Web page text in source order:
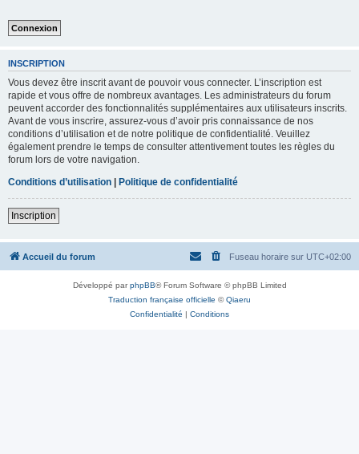
INSCRIPTION
Vous devez être inscrit avant de pouvoir vous connecter. L’inscription est
rapide et vous offre de nombreux avantages. Les administrateurs du forum
peuvent accorder des fonctionnalités supplémentaires aux utilisateurs inscrits.
Avant de vous inscrire, assurez-vous d’avoir pris connaissance de nos
conditions d’utilisation et de notre politique de confidentialité. Veuillez
également prendre le temps de consulter attentivement toutes les règles du
forum lors de votre navigation.
Conditions d’utilisation | Politique de confidentialité
Inscription
Accueil du forum Fuseau horaire sur UTC+02:00
Développé parphpBB® Forum Software © phpBB Limited
Traduction française officielle ©Qiaeru
Confidentialité | Conditions